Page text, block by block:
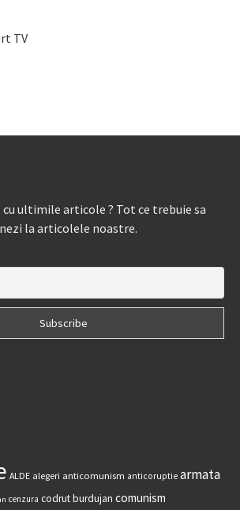
TV
cu ultimile articole ? Tot ce trebuie sa
la articolele noastre.
ALDE alegeri anticomunism anticoruptie armata
cenzura codrut burdujan comunism